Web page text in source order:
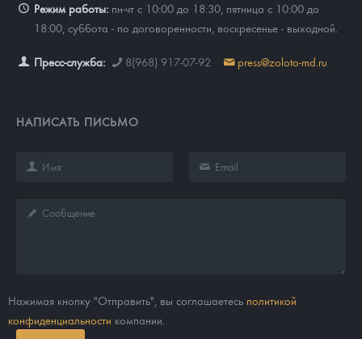
Режим работы: пн-чт с 10:00 до 18:30, пятница с 10:00 до
18:00, суббота - по договоренности, воскресенье - выходной.
Пресс-служба: 8(968) 917-07-92 press@zoloto-md.ru
НАПИСАТЬ ПИСЬМО
Нажимая кнопку "Отправить", вы соглашаетесь политикой
конфиденциальности компании.